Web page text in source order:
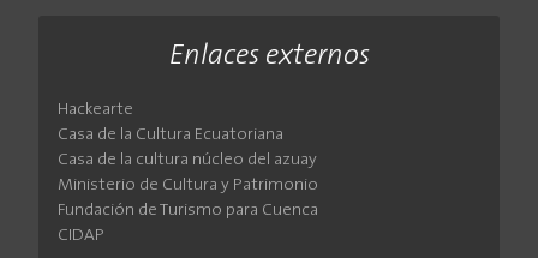
Enlaces externos
Hackearte
Casa de la Cultura Ecuatoriana
Casa de la cultura núcleo del azuay
Ministerio de Cultura y Patrimonio
Fundación de Turismo para Cuenca
CIDAP